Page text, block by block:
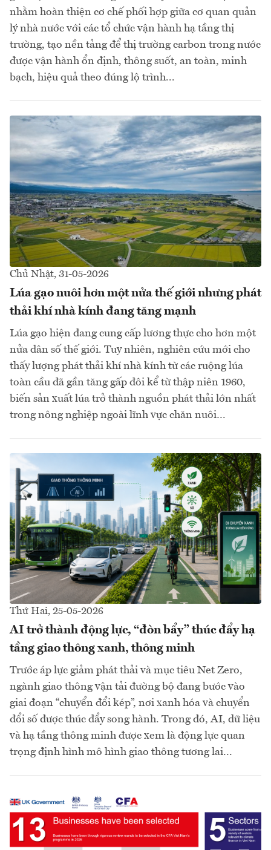
nhằm hoàn thiện cơ chế phối hợp giữa cơ quan quản
lý nhà nước với các tổ chức vận hành hạ tầng thị
trường, tạo nền tảng để thị trường carbon trong nước
được vận hành ổn định, thông suốt, an toàn, minh
bạch, hiệu quả theo đúng lộ trình...
Chủ Nhật, 31-05-2026
Lúa gạo nuôi hơn một nửa thế giới nhưng phát
thải khí nhà kính đang tăng mạnh
Lúa gạo hiện đang cung cấp lương thực cho hơn một
nửa dân số thế giới. Tuy nhiên, nghiên cứu mới cho
thấy lượng phát thải khí nhà kính từ các ruộng lúa
toàn cầu đã gần tăng gấp đôi kể từ thập niên 1960,
biến sản xuất lúa trở thành nguồn phát thải lớn nhất
trong nông nghiệp ngoài lĩnh vực chăn nuôi…
Thứ Hai, 25-05-2026
AI trở thành động lực, “đòn bẩy” thúc đẩy hạ
tầng giao thông xanh, thông minh
Trước áp lực giảm phát thải và mục tiêu Net Zero,
ngành giao thông vận tải đường bộ đang bước vào
giai đoạn “chuyển đổi kép”, nơi xanh hóa và chuyển
đổi số được thúc đẩy song hành. Trong đó, AI, dữ liệu
và hạ tầng thông minh được xem là động lực quan
trọng định hình mô hình giao thông tương lai...